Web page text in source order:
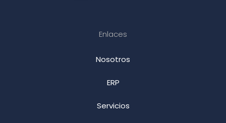
Enlaces
Nosotros
ERP
Servicios